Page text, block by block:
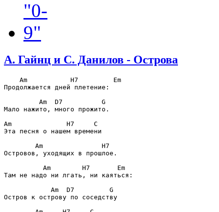
А. Гайнц и С. Данилов - Острова
    Am           H7         Em
Продолжается дней плетение:
         Am  D7          G
Мало нажито, много прожито.
Am              H7     C
Эта песня о нашем времени
        Am               H7
Островов, уходящих в прошлое.
          Am        H7       Em
Там не надо ни лгать, ни каяться:
            Am  D7         G
Остров к острову по соседству